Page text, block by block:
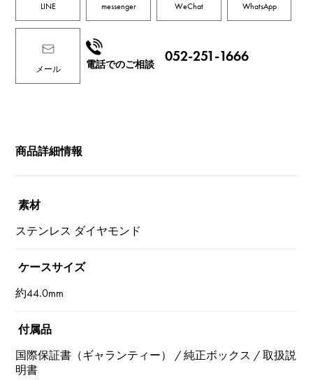
LINE messenger WeChat WhatsApp
メール 電話でのご相談
052-251-1666
商品詳細情報
素材
ステンレス ダイヤモンド
ケースサイズ
約44.0mm
付属品
国際保証書（ギャランティー） / 純正ボックス / 取扱説
明書